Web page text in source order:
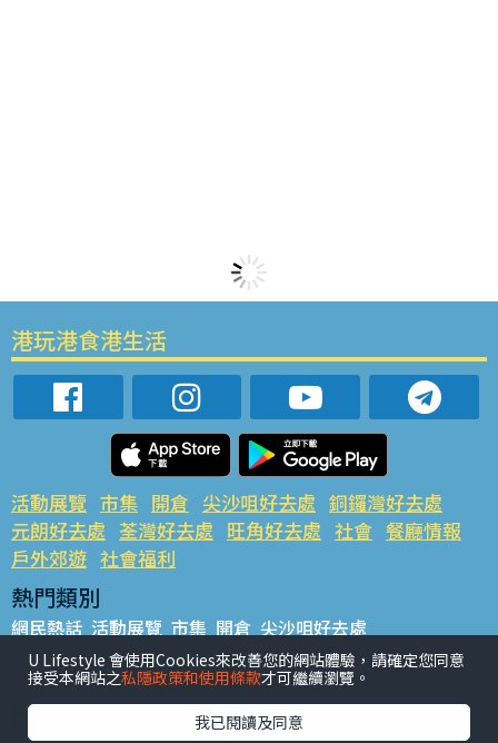
港玩港食港生活
活動展覽 市集 開倉 尖沙咀好去處 銅鑼灣好去處
元朗好去處 荃灣好去處 旺角好去處 社會 餐廳情報
戶外郊遊 社會福利
熱門類別
網民熱話 活動展覽 市集 開倉 尖沙咀好去處
銅鑼灣好去處 元朗好去處 荃灣好去處 旺角好去處 社會
餐廳情報 戶外郊遊
熱門標籤
U Lifestyle 會使用Cookies來改善您的網站體驗，請確定您同意
接受本網站之私隱政策和使用條款才可繼續瀏覽。
我已閱讀及同意